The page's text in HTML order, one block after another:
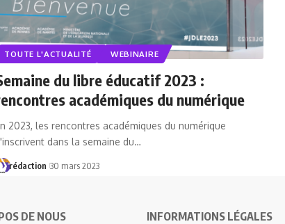
TOUTE L'ACTUALITÉ WEBINAIRE
du libre éducatif 2023 :
académiques du numérique
2023, les rencontres académiques du numérique
dans la semaine du…
rédaction 30 mars 2023
DE NOUS INFORMATIONS LÉGALES